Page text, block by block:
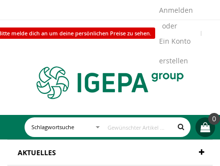
melde dich an um deine persönlichen Preise zu sehen.
Anmelden
Ein Konto
erstellen
0
AKTUELLES